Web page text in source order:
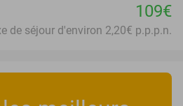
109€
de séjour d'environ 2,20€ p.p.p.n.